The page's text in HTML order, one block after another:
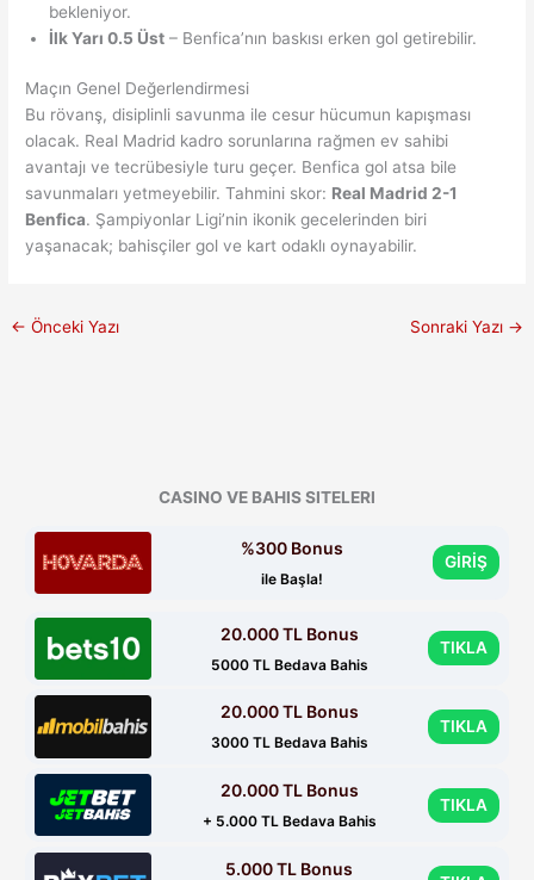
bekleniyor.
İlk Yarı 0.5 Üst – Benfica’nın baskısı erken gol getirebilir.
Maçın Genel Değerlendirmesi
Bu rövanş, disiplinli savunma ile cesur hücumun kapışması
olacak. Real Madrid kadro sorunlarına rağmen ev sahibi
avantajı ve tecrübesiyle turu geçer. Benfica gol atsa bile
savunmaları yetmeyebilir. Tahmini skor: Real Madrid 2-1
Benfica. Şampiyonlar Ligi’nin ikonik gecelerinden biri
yaşanacak; bahisçiler gol ve kart odaklı oynayabilir.
← Önceki Yazı Sonraki Yazı →
CASINO VE BAHIS SITELERI
%300 Bonus
ile Başla!
GİRİŞ
20.000 TL Bonus
5000 TL Bedava Bahis
TIKLA
20.000 TL Bonus
3000 TL Bedava Bahis
TIKLA
20.000 TL Bonus
+ 5.000 TL Bedava Bahis
TIKLA
5.000 TL Bonus